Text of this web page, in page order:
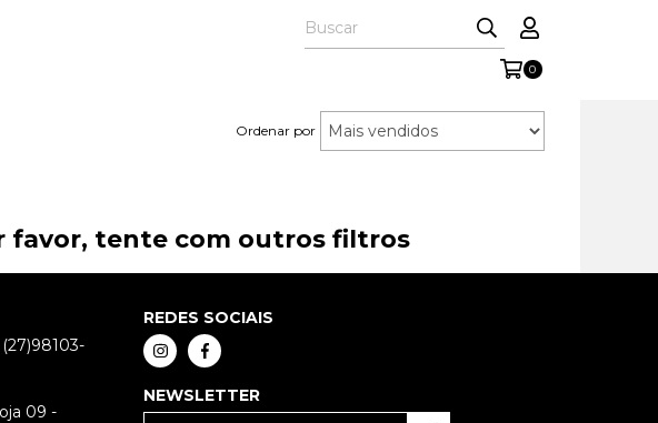
0
Ordenar por
favor, tente com outros filtros
09 -
REDES SOCIAIS
NEWSLETTER